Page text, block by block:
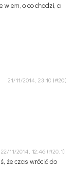
wiem, o co chodzi, a
21/11/2014, 23:10
22/11/2014, 12:46
że czas wrócić do